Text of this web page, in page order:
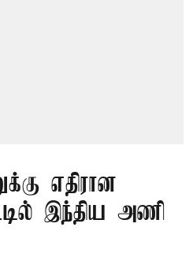
எதிரான
இந்திய அணி